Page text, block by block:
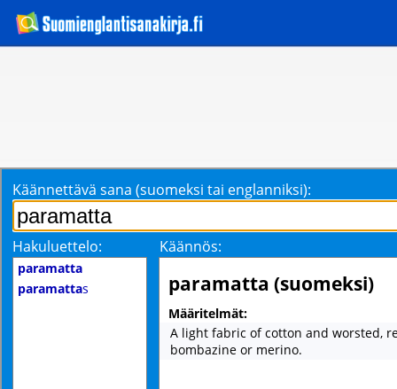
Käännettävä sana (suomeksi tai englanniksi):
Hakuluettelo: Käännös:
paramatta
paramattas paramatta (suomeksi)
Määritelmät:
A light fabric of cotton and worsted,
bombazine or merino.